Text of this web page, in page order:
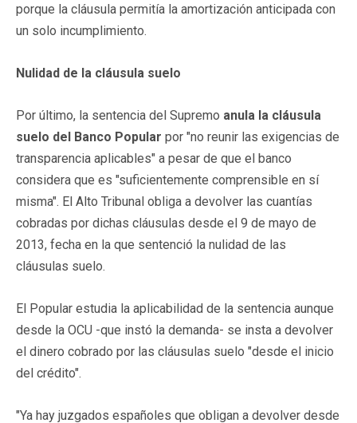
porque la cláusula permitía la amortización anticipada con
un solo incumplimiento.
Nulidad de la cláusula suelo
Por último, la sentencia del Supremo anula la cláusula
suelo del Banco Popular por "no reunir las exigencias de
transparencia aplicables" a pesar de que el banco
considera que es "suficientemente comprensible en sí
misma". El Alto Tribunal obliga a devolver las cuantías
cobradas por dichas cláusulas desde el 9 de mayo de
2013, fecha en la que sentenció la nulidad de las
cláusulas suelo.
El Popular estudia la aplicabilidad de la sentencia aunque
desde la OCU -que instó la demanda- se insta a devolver
el dinero cobrado por las cláusulas suelo "desde el inicio
del crédito".
"Ya hay juzgados españoles que obligan a devolver desde